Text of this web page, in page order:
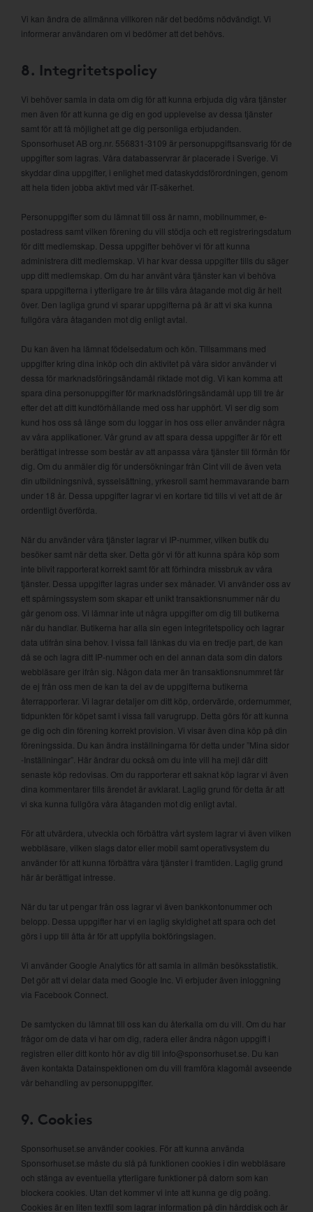
Vi kan ändra de allmänna villkoren när det bedöms nödvändigt. Vi
informerar användaren om vi bedömer att det behövs.
8. Integritetspolicy
Vi behöver samla in data om dig för att kunna erbjuda dig våra tjänster
men även för att kunna ge dig en god upplevelse av dessa tjänster
samt för att få möjlighet att ge dig personliga erbjudanden.
Sponsorhuset AB org.nr. 556831-3109 är personuppgiftsansvarig för de
uppgifter som lagras. Våra databasservrar är placerade i Sverige. Vi
skyddar dina uppgifter, i enlighet med dataskyddsförordningen, genom
att hela tiden jobba aktivt med vår IT-säkerhet.
Personuppgifter som du lämnat till oss är namn, mobilnummer, e-
postadress samt vilken förening du vill stödja och ett registreringsdatum
för ditt medlemskap. Dessa uppgifter behöver vi för att kunna
administrera ditt medlemskap. Vi har kvar dessa uppgifter tills du säger
upp ditt medlemskap. Om du har använt våra tjänster kan vi behöva
spara uppgifterna i ytterligare tre år tills våra åtagande mot dig är helt
över. Den lagliga grund vi sparar uppgifterna på är att vi ska kunna
fullgöra våra åtaganden mot dig enligt avtal.
Du kan även ha lämnat födelsedatum och kön. Tillsammans med
uppgifter kring dina inköp och din aktivitet på våra sidor använder vi
dessa för marknadsföringsändamål riktade mot dig. Vi kan komma att
spara dina personuppgifter för marknadsföringsändamål upp till tre år
efter det att ditt kundförhållande med oss har upphört. Vi ser dig som
kund hos oss så länge som du loggar in hos oss eller använder några
av våra applikationer. Vår grund av att spara dessa uppgifter är för ett
berättigat intresse som består av att anpassa våra tjänster till förmån för
dig. Om du anmäler dig för undersökningar från Cint vill de även veta
din utbildningsnivå, sysselsättning, yrkesroll samt hemmavarande barn
under 18 år. Dessa uppgifter lagrar vi en kortare tid tills vi vet att de är
ordentligt överförda.
När du använder våra tjänster lagrar vi IP-nummer, vilken butik du
besöker samt när detta sker. Detta gör vi för att kunna spåra köp som
inte blivit rapporterat korrekt samt för att förhindra missbruk av våra
tjänster. Dessa uppgifter lagras under sex månader. Vi använder oss av
ett spårningssystem som skapar ett unikt transaktionsnummer när du
går genom oss. Vi lämnar inte ut några uppgifter om dig till butikerna
när du handlar. Butikerna har alla sin egen integritetspolicy och lagrar
data utifrån sina behov. I vissa fall länkas du via en tredje part, de kan
då se och lagra ditt IP-nummer och en del annan data som din dators
webbläsare ger ifrån sig. Någon data mer än transaktionsnummret får
de ej från oss men de kan ta del av de uppgifterna butikerna
återrapporterar. Vi lagrar detaljer om ditt köp, ordervärde, ordernummer,
tidpunkten för köpet samt i vissa fall varugrupp. Detta görs för att kunna
ge dig och din förening korrekt provision. Vi visar även dina köp på din
föreningssida. Du kan ändra inställningarna för detta under ”Mina sidor
-Inställningar”. Här ändrar du också om du inte vill ha mejl där ditt
senaste köp redovisas. Om du rapporterar ett saknat köp lagrar vi även
dina kommentarer tills ärendet är avklarat. Laglig grund för detta är att
vi ska kunna fullgöra våra åtaganden mot dig enligt avtal.
För att utvärdera, utveckla och förbättra vårt system lagrar vi även vilken
webbläsare, vilken slags dator eller mobil samt operativsystem du
använder för att kunna förbättra våra tjänster i framtiden. Laglig grund
här är berättigat intresse.
När du tar ut pengar från oss lagrar vi även bankkontonummer och
belopp. Dessa uppgifter har vi en laglig skyldighet att spara och det
görs i upp till åtta år för att uppfylla bokföringslagen.
Vi använder Google Analytics för att samla in allmän besöksstatistik.
Det gör att vi delar data med Google Inc. Vi erbjuder även inloggning
via Facebook Connect.
De samtycken du lämnat till oss kan du återkalla om du vill. Om du har
frågor om de data vi har om dig, radera eller ändra någon uppgift i
registren eller ditt konto hör av dig till info@sponsorhuset.se. Du kan
även kontakta Datainspektionen om du vill framföra klagomål avseende
vår behandling av personuppgifter.
9. Cookies
Sponsorhuset.se använder cookies. För att kunna använda
Sponsorhuset.se måste du slå på funktionen cookies i din webbläsare
och stänga av eventuella ytterligare funktioner på datorn som kan
blockera cookies. Utan det kommer vi inte att kunna ge dig poäng.
Cookies är en liten textfil som lagrar information på din hårddisk och är